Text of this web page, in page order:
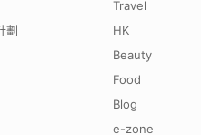
劃
Travel
HK
Beauty
Food
Blog
e-zone